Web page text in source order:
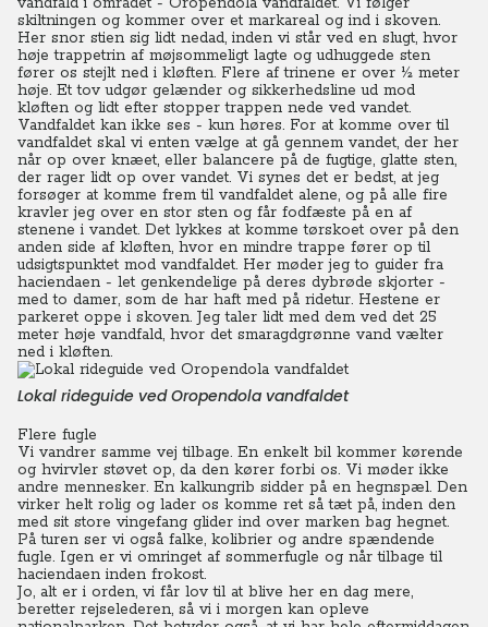
skiltningen og kommer over et markareal og ind i skoven.
Her snor stien sig lidt nedad, inden vi står ved en slugt, hvor
høje trappetrin af møjsommeligt lagte og udhuggede sten
fører os stejlt ned i kløften. Flere af trinene er over ½ meter
høje. Et tov udgør gelænder og sikkerhedsline ud mod
kløften og lidt efter stopper trappen nede ved vandet.
Vandfaldet kan ikke ses - kun høres. For at komme over til
vandfaldet skal vi enten vælge at gå gennem vandet, der her
når op over knæet, eller balancere på de fugtige, glatte sten,
der rager lidt op over vandet. Vi synes det er bedst, at jeg
forsøger at komme frem til vandfaldet alene, og på alle fire
kravler jeg over en stor sten og får fodfæste på en af
stenene i vandet. Det lykkes at komme tørskoet over på den
anden side af kløften, hvor en mindre trappe fører op til
udsigtspunktet mod vandfaldet. Her møder jeg to guider fra
haciendaen - let genkendelige på deres dybrøde skjorter -
med to damer, som de har haft med på ridetur. Hestene er
parkeret oppe i skoven. Jeg taler lidt med dem ved det 25
meter høje vandfald, hvor det smaragdgrønne vand vælter
ned i kløften.
Lokal rideguide ved Oropendola vandfaldet
Flere fugle
Vi vandrer samme vej tilbage. En enkelt bil kommer kørende
og hvirvler støvet op, da den kører forbi os. Vi møder ikke
andre mennesker. En kalkungrib sidder på en hegnspæl. Den
virker helt rolig og lader os komme ret så tæt på, inden den
med sit store vingefang glider ind over marken bag hegnet.
På turen ser vi også falke, kolibrier og andre spændende
fugle. Igen er vi omringet af sommerfugle og når tilbage til
haciendaen inden frokost.
Jo, alt er i orden, vi får lov til at blive her en dag mere,
beretter rejselederen, så vi i morgen kan opleve